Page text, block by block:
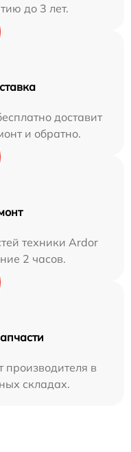
до 3 лет.
доставит
и обратно.
техники Ardor
2 часов.
производителя в
складах.